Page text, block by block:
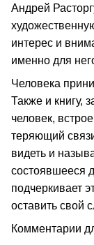
Андрей
интерес и
именно для
Человека
Также и книгу,
человек,
теряющий
видеть и
состоявшееся
подчеркивает
оставить свой
Комментарии